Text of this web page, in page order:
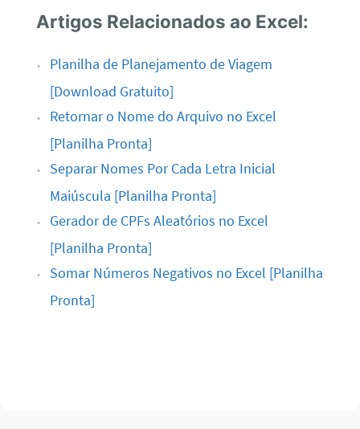
Artigos Relacionados ao Excel:
Planilha de Planejamento de Viagem
[Download Gratuito]
Retornar o Nome do Arquivo no Excel
[Planilha Pronta]
Separar Nomes Por Cada Letra Inicial
Maiúscula [Planilha Pronta]
Gerador de CPFs Aleatórios no Excel
[Planilha Pronta]
Somar Números Negativos no Excel [Planilha
Pronta]